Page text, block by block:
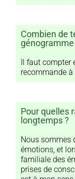
Combien de
génogramme
Il faut compter
recommande
Pour quelles
longtemps ?
Nous sommes
émotions, et
familiale des
prises de